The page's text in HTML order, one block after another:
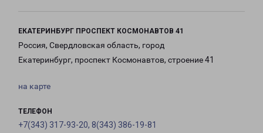
ЕКАТЕРИНБУРГ ПРОСПЕКТ КОСМОНАВТОВ 41
Россия, Свердловская область, город
Екатеринбург, проспект Космонавтов, строение 41
на карте
ТЕЛЕФОН
+7(343) 317-93-20, 8(343) 386-19-81